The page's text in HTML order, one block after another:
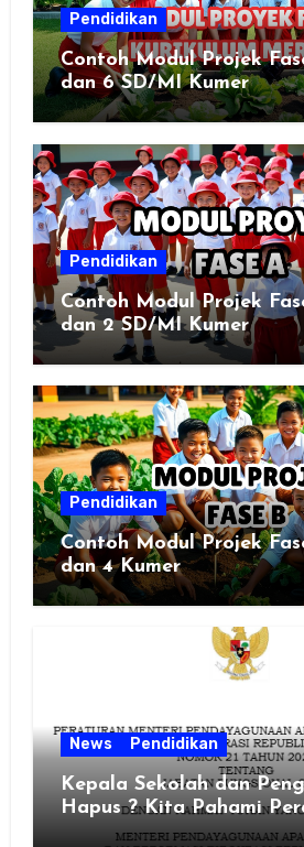
Pendidikan
Contoh Modul Projek
dan 6 SD/MI Kumer
Pendidikan
Contoh Modul Projek
dan 2 SD/MI Kumer
Pendidikan
Contoh Modul Projek
dan 4 Kumer
News Pendidikan
Kepala Sekolah dan
Hapus ? Kita Pahami
MenPAN RB Nomor 21